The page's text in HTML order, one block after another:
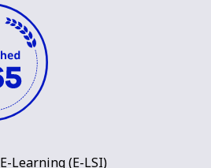
E-Learning (E-LSI)